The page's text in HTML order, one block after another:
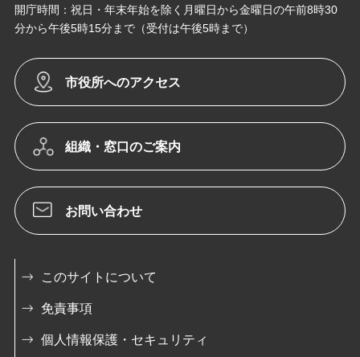
開庁時間：祝日・年末年始を除く月曜日から金曜日の午前8時30
分から午後5時15分まで（受付は午後5時まで）
市役所へのアクセス
組織・窓口のご案内
お問い合わせ
このサイトについて
免責事項
個人情報保護・セキュリティ